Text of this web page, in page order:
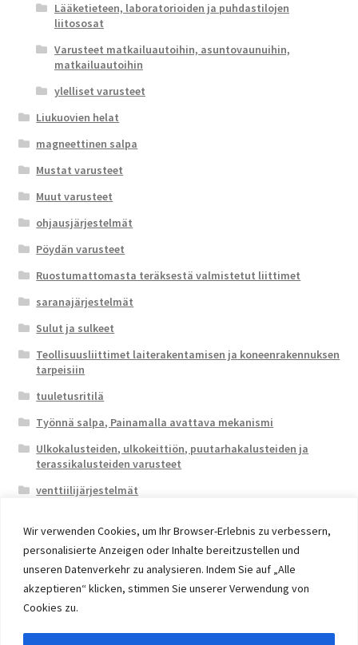
Wir verwenden Cookies, um Ihr Browser-Erlebnis zu verbessern,
personalisierte Anzeigen oder Inhalte bereitzustellen und
unseren Datenverkehr zu analysieren. Indem Sie auf „Alle
akzeptieren“ klicken, stimmen Sie unserer Verwendung von
Cookies zu.
Lääketieteen, laboratorioiden ja puhdastilojen
liitososat
Varusteet matkailuautoihin, asuntovaunuihin,
matkailuautoihin
ylelliset varusteet
Liukuovien helat
magneettinen salpa
Mustat varusteet
Muut varusteet
ohjausjärjestelmät
Pöydän varusteet
Ruostumattomasta teräksestä valmistetut liittimet
saranajärjestelmät
Sulut ja sulkeet
Teollisuusliittimet laiterakentamisen ja koneenrakennuksen
tarpeisiin
tuuletusritilä
Työnnä salpa, Painamalla avattava mekanismi
Ulkokalusteiden, ulkokeittiön, puutarhakalusteiden ja
terassikalusteiden varusteet
venttiilijärjestelmät
© 2026 Eruon Trade UG, Germany, member of the ERUON